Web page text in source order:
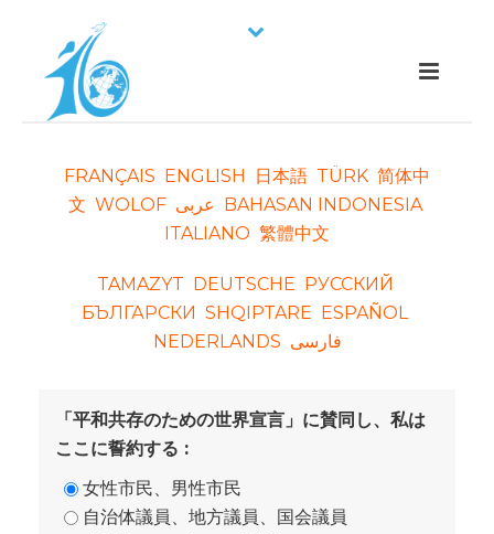
FRANÇAIS ENGLISH 日本語 TÜRK 简体中
文 WOLOF عربی BAHASAN INDONESIA
ITALIANO 繁體中文
TAMAZYT DEUTSCHE РУССКИЙ
БЪЛГАРСКИ SHQIPTARE ESPAÑOL
NEDERLANDS فارسی
「平和共存のための世界宣言」に賛同し、私は
ここに誓約する :
女性市民、男性市民
自治体議員、地方議員、国会議員